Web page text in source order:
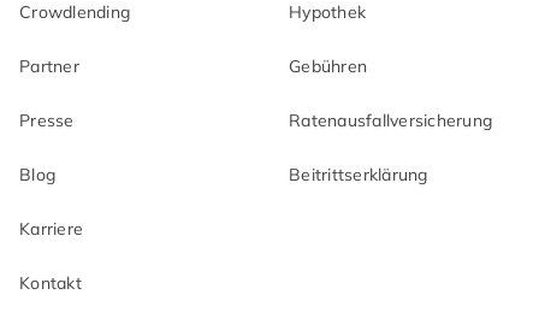
Crowdlending
Partner
Presse
Blog
Karriere
Kontakt
Hypothek
Gebühren
Ratenausfallversicherung
Beitrittserklärung